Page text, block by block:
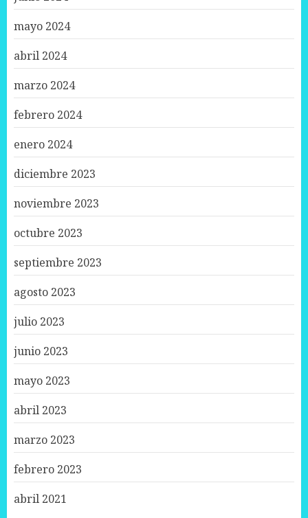
mayo 2024
abril 2024
marzo 2024
febrero 2024
enero 2024
diciembre 2023
noviembre 2023
octubre 2023
septiembre 2023
agosto 2023
julio 2023
junio 2023
mayo 2023
abril 2023
marzo 2023
febrero 2023
abril 2021